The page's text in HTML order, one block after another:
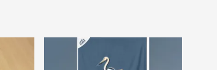
bis
30,00 €